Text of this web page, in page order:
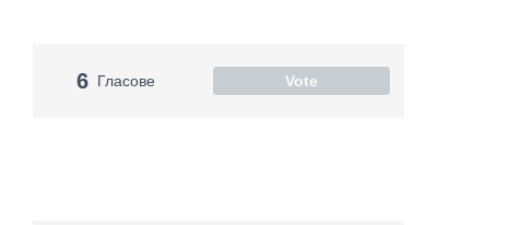
6 Гласове Vote